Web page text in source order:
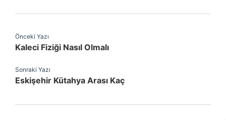
Önceki Yazı
Kaleci Fiziği Nasıl Olmalı
Sonraki Yazı
Eskişehir Kütahya Arası Kaç